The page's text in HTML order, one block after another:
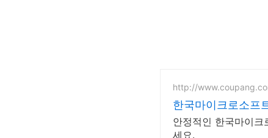
http://
한국마이크로소프
안정적인 한국마이
세요.